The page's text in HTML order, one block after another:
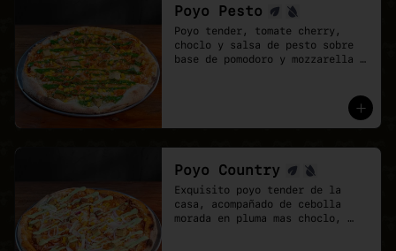
Poyo Pesto
Poyo tender, tomate cherry,
choclo y salsa de pesto sobre
base de pomodoro y mozzarella
Poyo Country
Exquisito poyo tender de la
casa, acompañado de cebolla
morada en pluma mas choclo,